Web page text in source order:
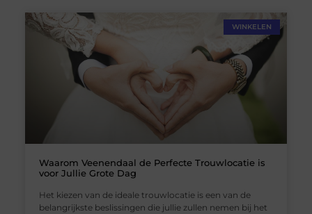
WINKELEN
Waarom Veenendaal de Perfecte Trouwlocatie is
voor Jullie Grote Dag
Het kiezen van de ideale trouwlocatie is een van de
belangrijkste beslissingen die jullie zullen nemen bij het